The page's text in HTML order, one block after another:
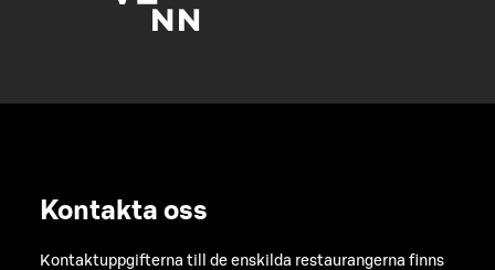
Kontakta oss
Kontaktuppgifterna till de enskilda restaurangerna finns